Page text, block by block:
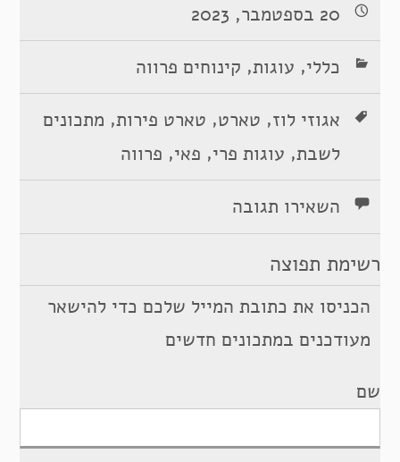
20 בספטמבר, 2023
כללי, עוגות, קינוחים פרווה
אגוזי לוז, טארט, טארט פירות, מתכונים
לשבת, עוגות פרי, פאי, פרווה
השאירו תגובה
רשימת תפוצה
הכניסו את כתובת המייל שלכם כדי להישאר
מעודכנים במתכונים חדשים
שם